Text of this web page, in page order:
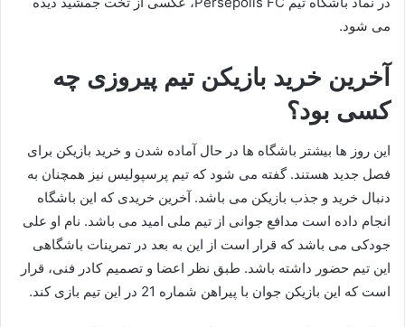
می شود.
آخرین خرید بازیکن تیم پیروزی چه
کسی بود؟
این روز ها بیشتر باشگاه ها در حال آماده شدن و خرید بازیکن برای
فصل جدید هستند. گفته می شود که تیم پرسپولیس نیز همچنان به
دنبال خرید و جذب بازیکن می باشد. آخرین خریدی که این باشگاه
انجام داده است مدافع جوانی از تیم ملی امید می باشد. نام او علی
جودکی می باشد که قرار است از این به بعد در تمرینات باشگاهی
این تیم حضور داشته باشد. طبق نظر اعضا و تصمیم کادر فنی، قرار
است که این بازیکن جوان با پیراهن شماره 21 در این تیم بازی کند.